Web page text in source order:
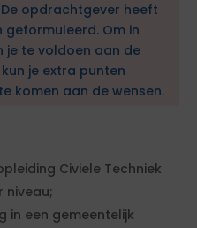
opdrachtgever heeft
geformuleerd. Om in
je te voldoen aan de
je extra punten
komen aan de wensen.
Civiele Techniek
niveau;
in een gemeentelijk